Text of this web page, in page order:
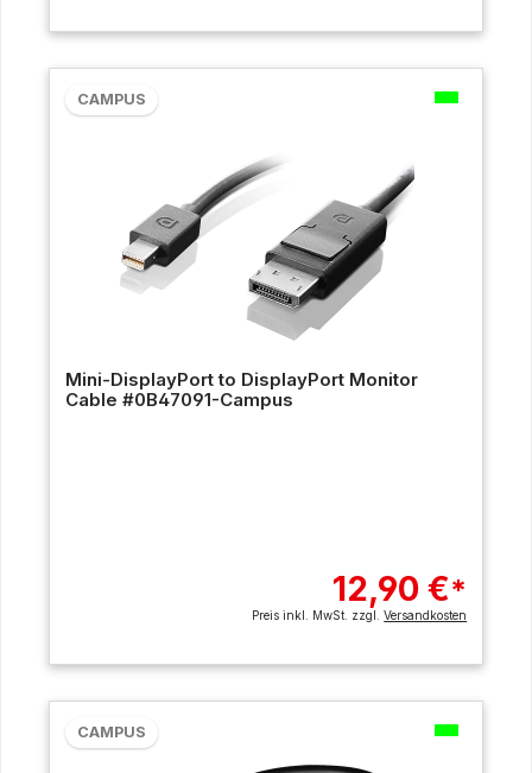
CAMPUS
Mini-DisplayPort to DisplayPort Monitor
Cable #0B47091-Campus
12,90 €*
Preis inkl. MwSt. zzgl.Versandkosten
CAMPUS